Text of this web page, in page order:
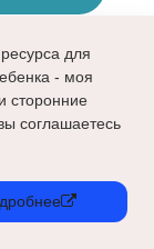
для
- моя
сторонние
соглашаетесь